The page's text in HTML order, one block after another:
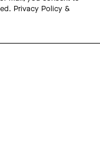
Privacy Policy &